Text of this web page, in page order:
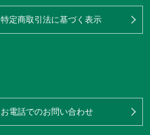
特定商取引法に基づく表示
お電話でのお問い合わせ